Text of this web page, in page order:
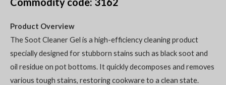
Product Overview
The Soot Cleaner Gel is a high-efficiency cleaning product
specially designed for stubborn stains such as black soot and
oil residue on pot bottoms. It quickly decomposes and removes
various tough stains, restoring cookware to a clean state.